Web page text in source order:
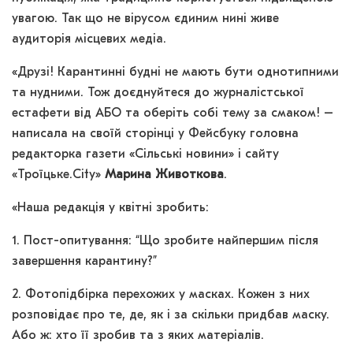
увагою. Так що не вірусом єдиним нині живе
аудиторія місцевих медіа.
«Друзі! Карантинні будні не мають бути однотипними
та нудними. Тож доєднуйтеся до журналістської
естафети від АБО та оберіть собі тему за смаком! –
написала на своїй сторінці у Фейсбуку головна
редакторка газети «Сільські новини» і сайту
«Троїцьке.City» Марина Животкова.
«Наша редакція у квітні зробить:
1. Пост-опитування: “Що зробите найпершим після
завершення карантину?”
2. Фотопідбірка перехожих у масках. Кожен з них
розповідає про те, де, як і за скільки придбав маску.
Або ж: хто її зробив та з яких матеріалів.